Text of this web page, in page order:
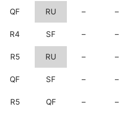
QF RU – –
R4 SF – –
R5 RU – –
QF SF – –
R5 QF – –